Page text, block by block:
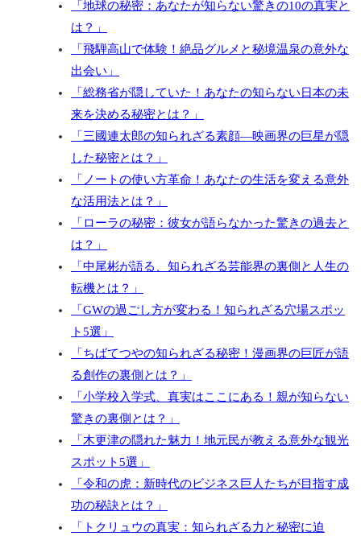
「地球の秘密：あなたが知らない驚きの10の真実と
は？」
「飛騨高山で体験！絶品グルメと秘境温泉の意外な
出会い」
「総務省が隠していた！あなたの知らない日本の未
来を決める秘密とは？」
「三國連太郎の知られざる素顔―映画界の巨星が隠
した秘密とは？」
「ノートの使い方革命！あなたの生活を変える意外
な活用法とは？」
「ローラの秘密：彼女が語らなかった驚きの過去と
は？」
「中尾彬が語る、知られざる芸能界の裏側と人生の
転機とは？」
「GWの過ごし方が変わる！知られざる穴場スポッ
ト5選」
「ちばてつやの知られざる秘密！漫画界の巨匠が語
る創作の裏側とは？」
「小学校入学式、真実はここにある！親が知らない
驚きの裏側とは？」
「木更津の隠れた魅力！地元民が教える意外な観光
スポット5選」
「令和の虎：新時代のビジネス巨人たちが目指す成
功の秘訣とは？」
「トクリュウの真実：知られざる力と秘密に迫